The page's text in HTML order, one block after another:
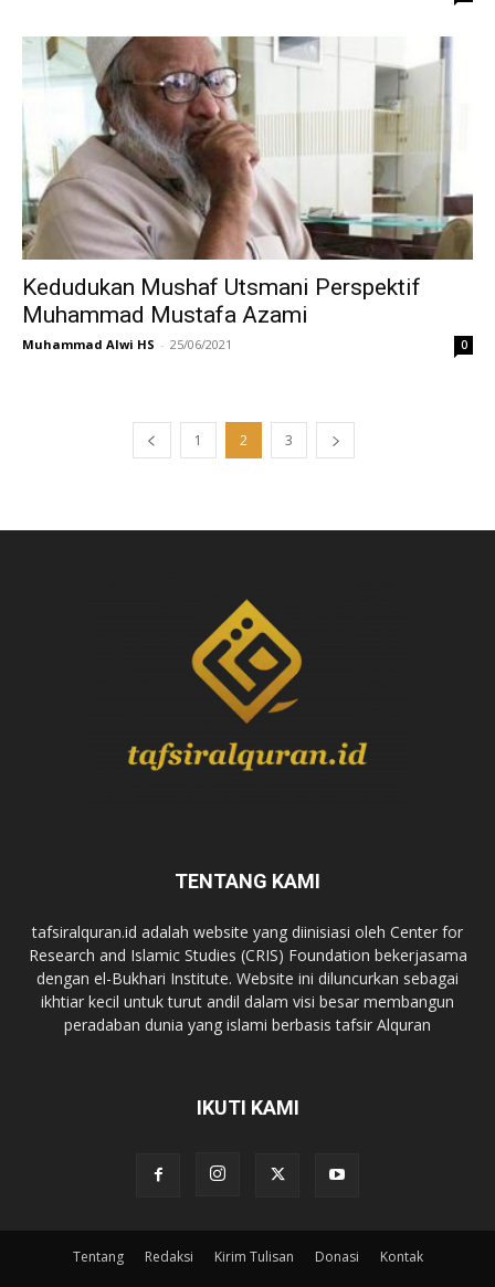
Kedudukan Mushaf Utsmani Perspektif
Muhammad Mustafa Azami
Muhammad Alwi HS - 25/06/2021 0
1 2 3
TENTANG KAMI
tafsiralquran.id adalah website yang diinisiasi oleh Center for
Research and Islamic Studies (CRIS) Foundation bekerjasama
dengan el-Bukhari Institute. Website ini diluncurkan sebagai
ikhtiar kecil untuk turut andil dalam visi besar membangun
peradaban dunia yang islami berbasis tafsir Alquran
IKUTI KAMI
Tentang Redaksi Kirim Tulisan Donasi Kontak